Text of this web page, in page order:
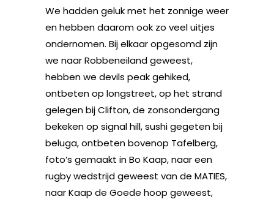
We hadden geluk met het zonnige weer
en hebben daarom ook zo veel uitjes
ondernomen. Bij elkaar opgesomd zijn
we naar Robbeneiland geweest,
hebben we devils peak gehiked,
ontbeten op longstreet, op het strand
gelegen bij Clifton, de zonsondergang
bekeken op signal hill, sushi gegeten bij
beluga, ontbeten bovenop Tafelberg,
foto’s gemaakt in Bo Kaap, naar een
rugby wedstrijd geweest van de MATIES,
naar Kaap de Goede hoop geweest,